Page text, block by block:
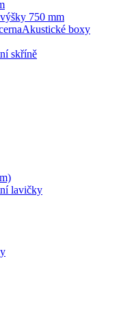
750 mm
Akustické boxy
skříně
lavičky